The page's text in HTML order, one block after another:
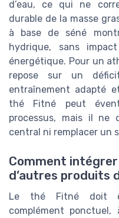
d’eau, ce qui ne
durable de la masse
à base de séné
hydrique, sans
énergétique. Pour un
repose sur un
entraînement adapté
thé Fitné peut
processus, mais il ne
central ni remplacer un
Comment
d’autres produits
Le thé Fitné doit
complément